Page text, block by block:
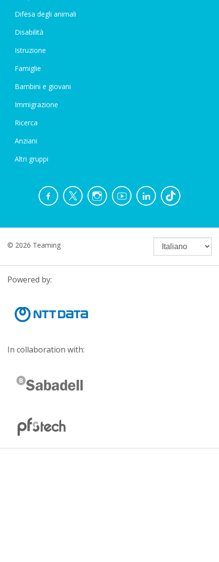
Difesa degli animali
Disabilità
Istruzione
Famiglie
Bambini e giovani
Immigrazione
Ricerca
Anziani
Altri gruppi
© 2026 Teaming
Powered by:
In collaboration with: